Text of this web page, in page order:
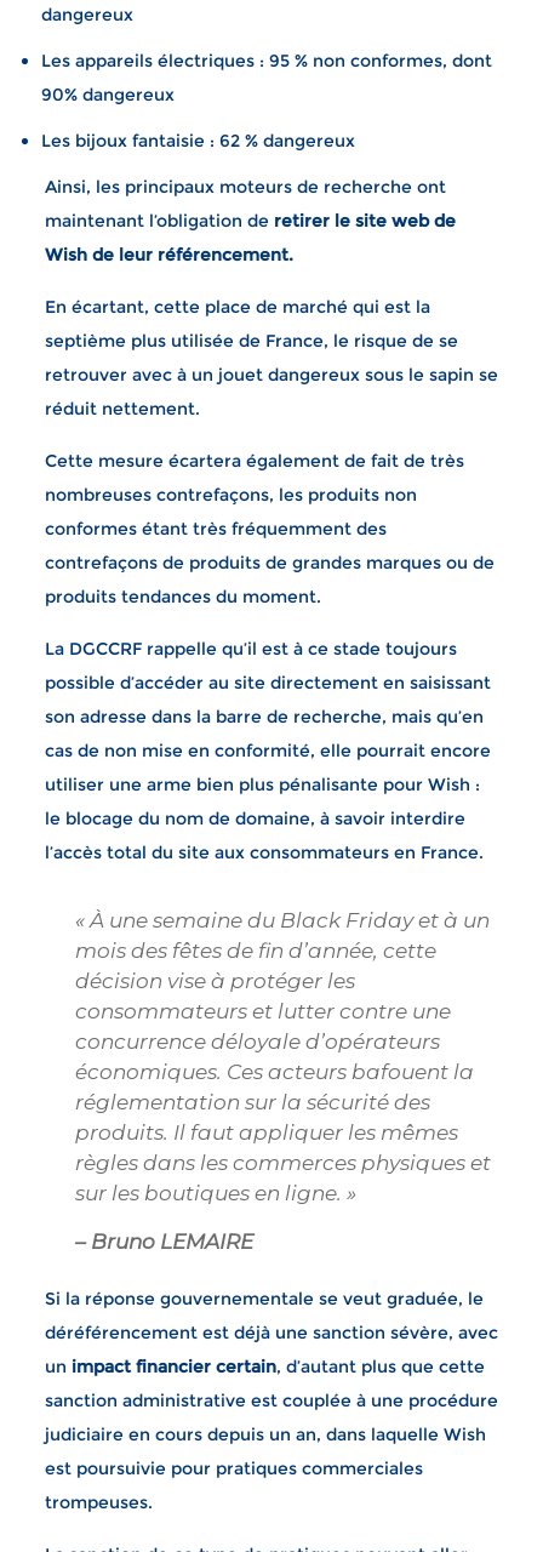
dangereux
Les appareils électriques : 95 % non conformes, dont
90% dangereux
Les bijoux fantaisie : 62 % dangereux
Ainsi, les principaux moteurs de recherche ont
maintenant l’obligation de retirer le site web de
Wish de leur référencement.
En écartant, cette place de marché qui est la
septième plus utilisée de France, le risque de se
retrouver avec à un jouet dangereux sous le sapin se
réduit nettement.
Cette mesure écartera également de fait de très
nombreuses contrefaçons, les produits non
conformes étant très fréquemment des
contrefaçons de produits de grandes marques ou de
produits tendances du moment.
La DGCCRF rappelle qu’il est à ce stade toujours
possible d’accéder au site directement en saisissant
son adresse dans la barre de recherche, mais qu’en
cas de non mise en conformité, elle pourrait encore
utiliser une arme bien plus pénalisante pour Wish :
le blocage du nom de domaine, à savoir interdire
l’accès total du site aux consommateurs en France.
« À une semaine du Black Friday et à un
mois des fêtes de fin d’année, cette
décision vise à protéger les
consommateurs et lutter contre une
concurrence déloyale d’opérateurs
économiques. Ces acteurs bafouent la
réglementation sur la sécurité des
produits. Il faut appliquer les mêmes
règles dans les commerces physiques et
sur les boutiques en ligne. »
– Bruno LEMAIRE
Si la réponse gouvernementale se veut graduée, le
déréférencement est déjà une sanction sévère, avec
un impact financier certain, d’autant plus que cette
sanction administrative est couplée à une procédure
judiciaire en cours depuis un an, dans laquelle Wish
est poursuivie pour pratiques commerciales
trompeuses.